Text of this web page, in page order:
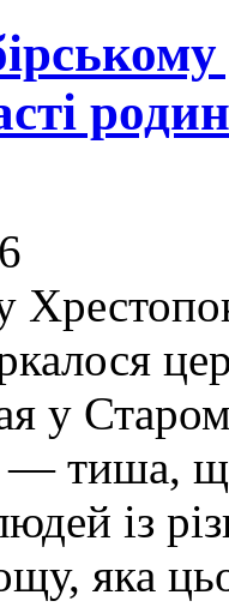
у
тиша,
із
яка